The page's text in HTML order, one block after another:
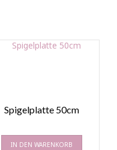
Spigelplatte 50cm
IN DEN WARENKORB